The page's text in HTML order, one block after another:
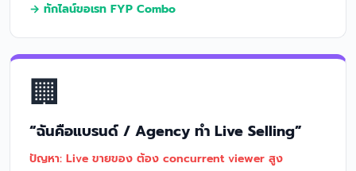
→ ทักไลน์ขอเรท FYP Combo
🏢
“ฉันคือแบรนด์ / Agency ทำ Live Selling”
ปัญหา: Live ขายของ ต้อง concurrent viewer สูง